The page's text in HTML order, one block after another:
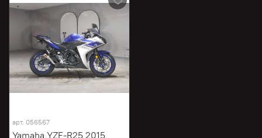
арт. 056567
Yamaha YZF-R25 2015